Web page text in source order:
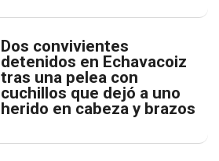
Dos convivientes
detenidos en Echavacoiz
tras una pelea con
cuchillos que dejó a uno
herido en cabeza y brazos